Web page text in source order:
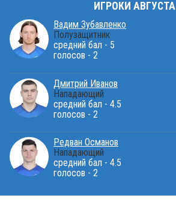
ИГРОКИ АВГУСТА
Вадим Зубавленко
Полузащитник
средний бал - 5
голосов - 2
Дмитрий Иванов
Нападающий
средний бал - 4.5
голосов - 2
Редван Османов
Нападающий
средний бал - 4.5
голосов - 2